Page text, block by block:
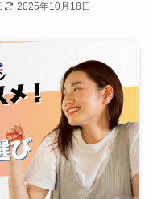
2025年10月18日